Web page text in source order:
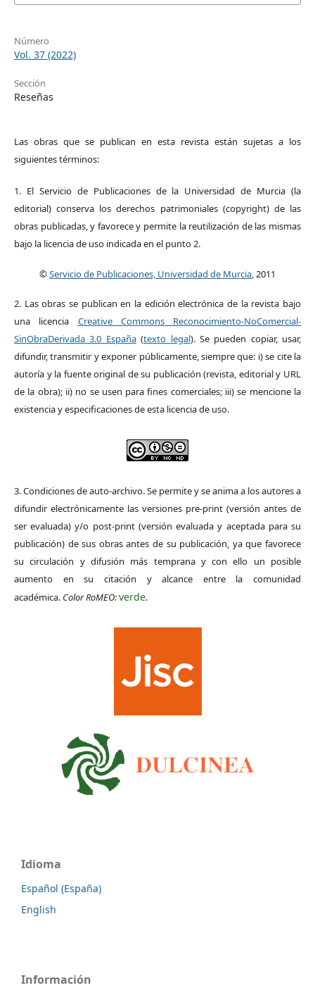
Número
Vol. 37 (2022)
Sección
Reseñas
Las obras que se publican en esta revista están sujetas a los
siguientes términos:
1. El Servicio de Publicaciones de la Universidad de Murcia (la
editorial) conserva los derechos patrimoniales (copyright) de las
obras publicadas, y favorece y permite la reutilización de las mismas
bajo la licencia de uso indicada en el punto 2.
©Servicio de Publicaciones, Universidad de Murcia, 2011
2. Las obras se publican en la edición electrónica de la revista bajo
una licencia Creative Commons Reconocimiento-NoComercial-
SinObraDerivada 3.0 España(texto legal). Se pueden copiar, usar,
difundir, transmitir y exponer públicamente, siempre que: i) se cite la
autoría y la fuente original de su publicación (revista, editorial y URL
de la obra); ii) no se usen para fines comerciales; iii) se mencione la
existencia y especificaciones de esta licencia de uso.
3. Condiciones de auto-archivo. Se permite y se anima a los autores a
difundir electrónicamente las versiones pre-print (versión antes de
ser evaluada) y/o post-print (versión evaluada y aceptada para su
publicación) de sus obras antes de su publicación, ya que favorece
su circulación y difusión más temprana y con ello un posible
aumento en su citación y alcance entre la comunidad
académica. Color RoMEO:verde.
Idioma
Español (España)
English
Información